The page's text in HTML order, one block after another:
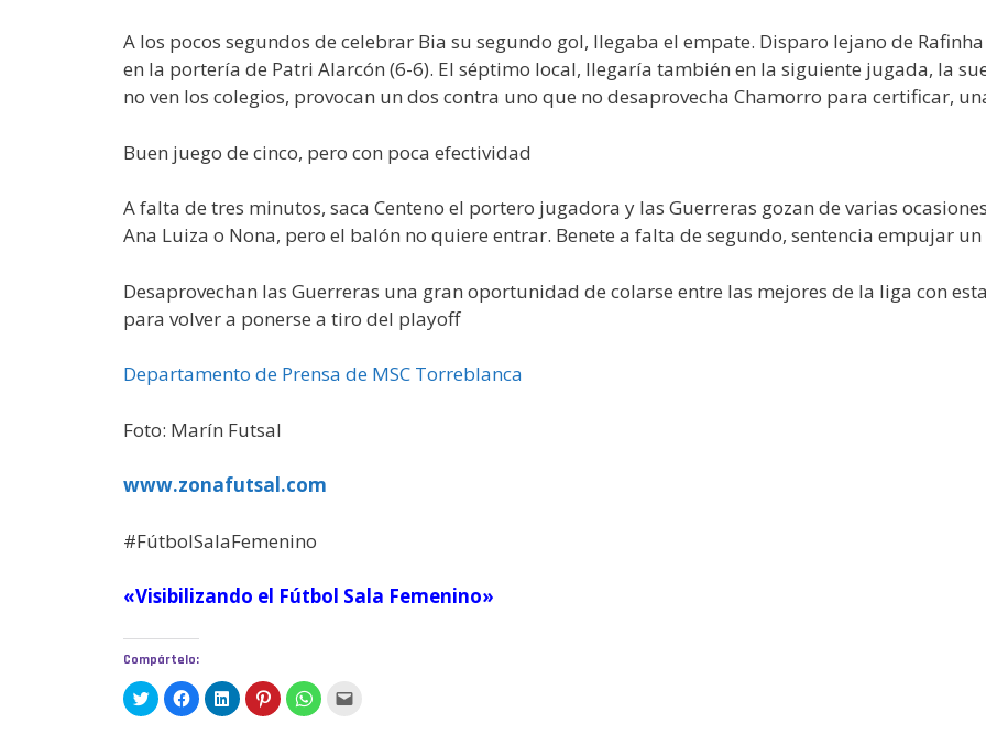
A los pocos segundos de celebrar Bia su segundo gol, llegaba el empate. Disparo lejano de
en la portería de Patri Alarcón (6-6). El séptimo local, llegaría también en la siguiente jugada, la
no ven los colegios, provocan un dos contra uno que no desaprovecha Chamorro para certificar,
Buen juego de cinco, pero con poca efectividad
A falta de tres minutos, saca Centeno el portero jugadora y las Guerreras gozan de varias
Ana Luiza o Nona, pero el balón no quiere entrar. Benete a falta de segundo, sentencia empujar
Desaprovechan las Guerreras una gran oportunidad de colarse entre las mejores de la liga con
para volver a ponerse a tiro del playoff
Departamento de Prensa de MSC Torreblanca
Foto: Marín Futsal
www.zonafutsal.com
#FútbolSalaFemenino
«Visibilizando el Fútbol Sala Femenino»
Compártelo:
H
a
H
a
H
a
H
a
H
a